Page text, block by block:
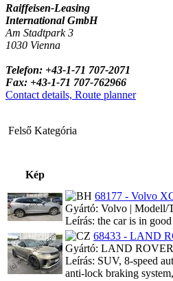
Raiffeisen-Leasing
International GmbH
Am Stadtpark 3
1030 Vienna
Telefon: +43-1-71 707-2071
Fax: +43-1-71 707-762966
Contact details, Route planner
Felső Kategória
Kép
68177 - Volvo
Gyártó: Volvo | Modell/
Leírás: the car is in
68433 - LAND
Gyártó: LAND
Leírás: SUV, 8-speed
anti-lock braking